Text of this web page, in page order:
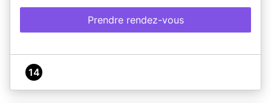
Prendre rendez-vous
14